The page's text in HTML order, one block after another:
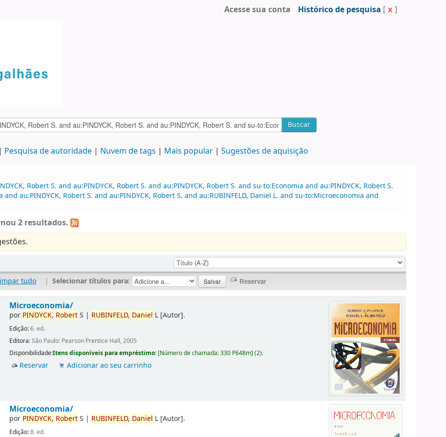
Acesse sua conta Histórico de pesquisa [ x ]
Buscar
Pesquisa de autoridade Nuvem de tags Mais popular Sugestões de aquisição
Robert S. and au:PINDYCK, Robert S. and au:PINDYCK, Robert S. and su-to:Economia and au:PINDYCK, Robert S.
au:PINDYCK, Robert S. and au:PINDYCK, Robert S. and au:RUBINFELD, Daniel L. and su-to:Microeconomia and
2 resultados.
tudo | Selecionar títulos para:
Microeconomia/
por PINDYCK, RobertS | RUBINFELD, Daniel L [Autor].
Edição:6. ed.
Editora:São Paulo: Pearson Prentice Hall, 2005
Disponibilidade:Itens disponíveis para empréstimo: [Número de chamada:330 P648m](2).
Reservar Adicionar ao seu carrinho
Microeconomia/
por PINDYCK, RobertS | RUBINFELD, Daniel L [Autor].
Edição:8. ed.